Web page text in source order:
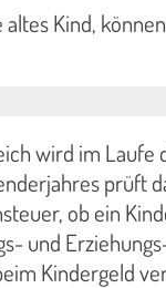
Kind,
wird im
prüft
ob ein
und
Kindergeld